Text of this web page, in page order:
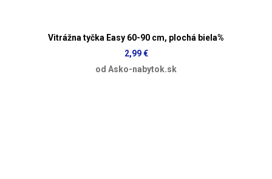
Vitrážna tyčka Easy 60-90 cm, plochá biela%
2,99 €
od Asko-nabytok.sk